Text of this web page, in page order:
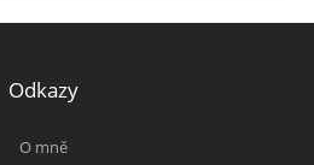
Odkazy
O mně